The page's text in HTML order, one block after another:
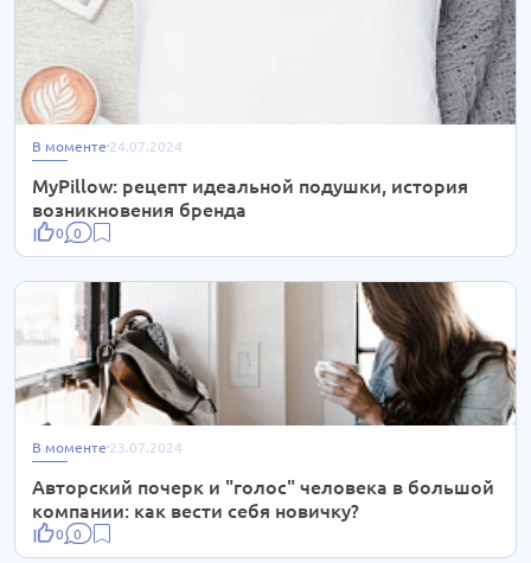
Промышленность 100 новостей
Бухгалтерия 91 новость
Юриспруденция 92 новости
Педагогика
Менеджмент
Дизайн
В моменте 24.07.2024
MyPillow: рецепт идеальной подушки, история
возникновения бренда
0 0
В моменте 23.07.2024
Авторский почерк и "голос" человека в большой
компании: как вести себя новичку?
0 0